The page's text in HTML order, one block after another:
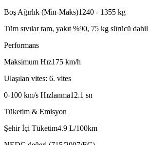
Boş Ağırlık (Min-Maks)1240 - 1355 kg
Tüm sıvılar tam, yakıt %90, 75 kg sürücü dahil
Performans
Maksimum Hız175 km/h
Ulaşılan vites: 6. vites
0-100 km/s Hızlanma12.1 sn
Tüketim & Emisyon
Şehir İçi Tüketim4.9 L/100km